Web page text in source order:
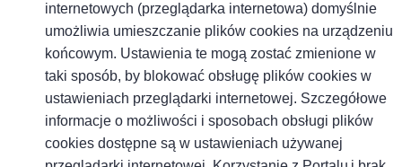
internetowych (przeglądarka internetowa) domyślnie
umożliwia umieszczanie plików cookies na urządzeniu
końcowym. Ustawienia te mogą zostać zmienione w
taki sposób, by blokować obsługę plików cookies w
ustawieniach przeglądarki internetowej. Szczegółowe
informacje o możliwości i sposobach obsługi plików
cookies dostępne są w ustawieniach używanej